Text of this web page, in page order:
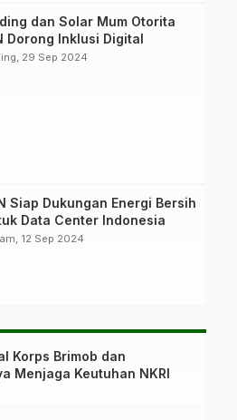
dan Solar Mum Otorita
Dorong Inklusi Digital
29 Sep 2024
Siap Dukungan Energi Bersih
Data Center Indonesia
12 Sep 2024
Korps Brimob dan
Menjaga Keutuhan NKRI